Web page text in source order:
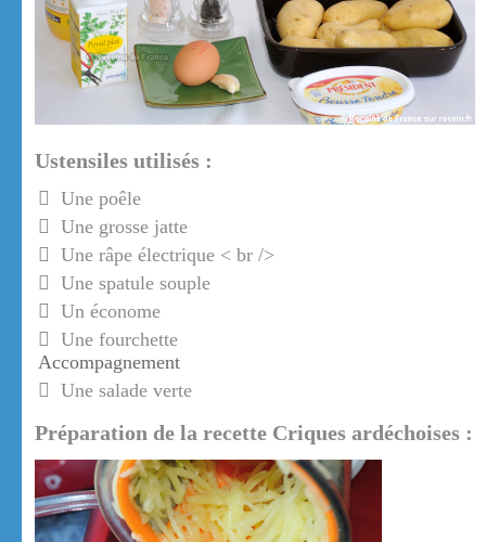
Ustensiles utilisés :
Une poêle
Une grosse jatte
Une râpe électrique < br />
Une spatule souple
Un économe
Une fourchette
Accompagnement
Une salade verte
Préparation de la recette Criques ardéchoises :